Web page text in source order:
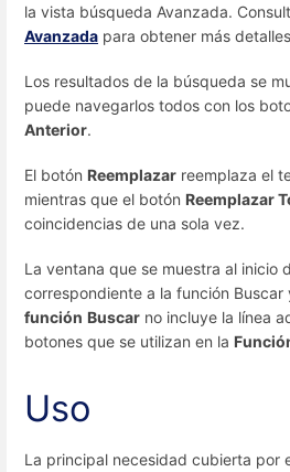
la vista búsqueda Avanzada.
Avanzada para obtener más
Los resultados de la búsqueda se
puede navegarlos todos con los
Anterior.
El botón Reemplazar reemplaza el
mientras que el botón Reemplazar
coincidencias de una sola vez.
La ventana que se muestra al inicio
correspondiente a la función Buscar
función Buscar no incluye la línea
botones que se utilizan en la
Uso
La principal necesidad cubierta por